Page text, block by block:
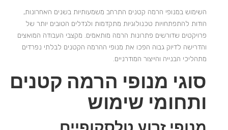
השימוש במנופי הרמה קטנים התרחב משמעותיות בשנים האחרונות,
הודות להתפתחויות טכנולוגיות מתקדמות ולגדלים הטובים יותר של
פרויקטים שדורשים פתרונות הרמה מותאמים. מקצבי העבודה המואצים
והדרישה לדיוק גבוה הפכו את מנופי ההרמה הקטנים לבלתי נפרדים
מתהליכי הבנייה והייצור המודרניים.
סוגי מנופי הרמה קטנים
ותחומי שימוש